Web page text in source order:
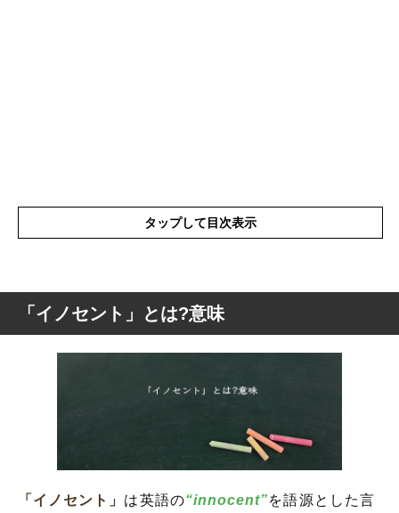
タップして目次表示
「イノセント」とは?意味
「イノセント」の類語や類義語
「イノセント」とは?意味
「イノセント」 は英語の“innocent”を語源とした言